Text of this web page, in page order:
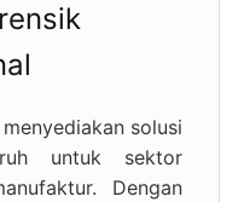
solusi
untuk sektor
Dengan